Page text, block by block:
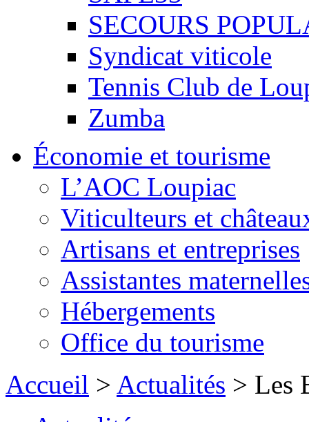
SECOURS
Syndicat viticole
Tennis Club de
Zumba
Économie et tourisme
L’AOC Loupiac
Viticulteurs et
Artisans et entreprises
Assistantes
Hébergements
Office du tourisme
Accueil > Actualités > Les